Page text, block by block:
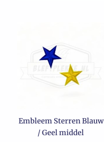
Embleem Sterren Blauw
/ Geel middel